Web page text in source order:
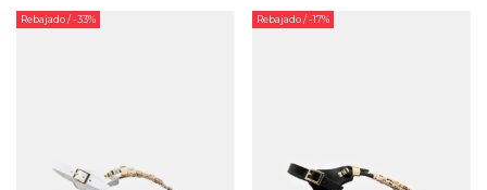
Rebajado/ -33% Rebajado/ -17%